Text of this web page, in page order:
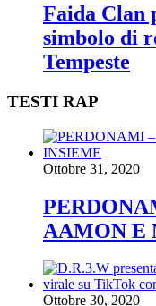
Faida Clan
simbolo di
Tempeste
TESTI RAP
Ottobre 31, 2020
AAMON E
Ottobre 30, 2020